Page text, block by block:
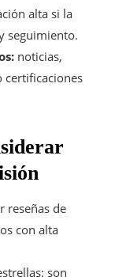
alta si la
seguimiento.
noticias,
certificaciones
reseñas de
con alta
son